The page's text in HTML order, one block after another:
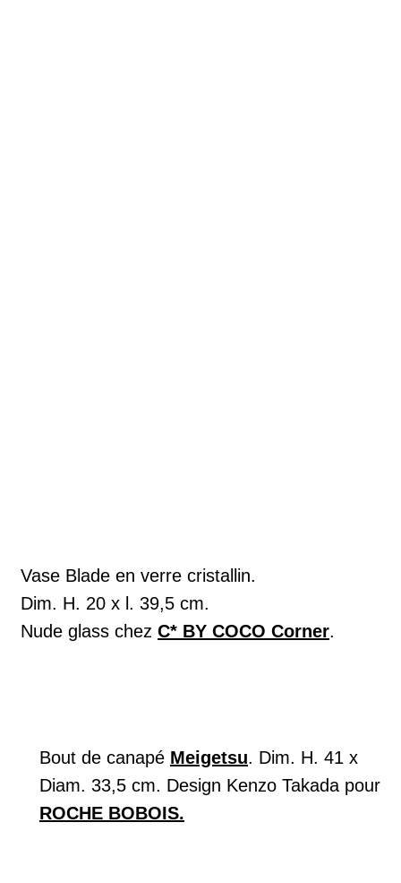
Vase Blade en verre cristallin.
Dim. H. 20 x l. 39,5 cm.
Nude glass chez C* BY COCO Corner.
Bout de canapé Meigetsu. Dim. H. 41 x
Diam. 33,5 cm. Design Kenzo Takada pour
ROCHE BOBOIS.